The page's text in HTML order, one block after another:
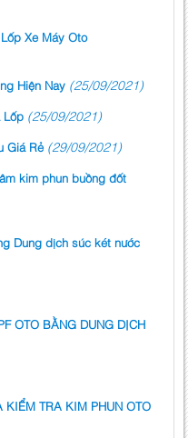
Xe Máy Oto
Hiện Nay (25/09/2021)
Lốp (25/09/2021)
Giá Rẻ (29/09/2021)
kim phun buồng đốt
Dung dịch súc két nước
OTO BẰNG DUNG DỊCH
KIỂM TRA KIM PHUN OTO